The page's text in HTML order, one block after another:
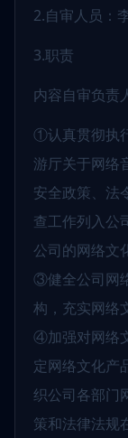
2.自审人员：
3.职责
内容自审负责
①认真贯彻执
游厅关于网络
安全政策、法
查工作列入公
公司的网络文
③健全公司网
构，充实网络
④加强对网络
定网络文化产
织公司各部门
策和法律法规